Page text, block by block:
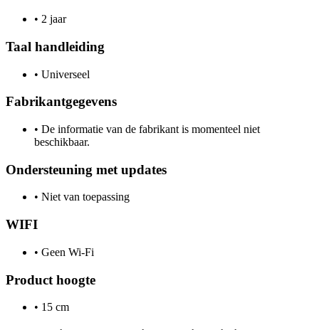
• 2 jaar
Taal handleiding
• Universeel
Fabrikantgegevens
• De informatie van de fabrikant is momenteel niet
beschikbaar.
Ondersteuning met updates
• Niet van toepassing
WIFI
• Geen Wi-Fi
Product hoogte
• 15 cm